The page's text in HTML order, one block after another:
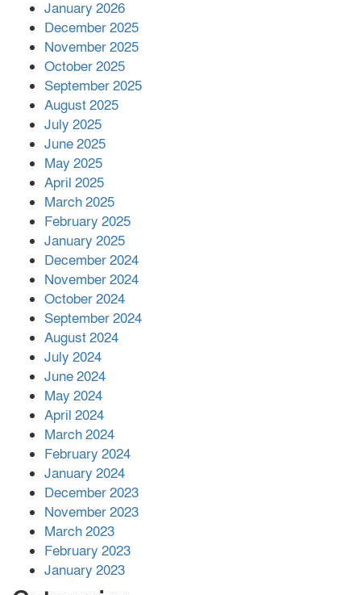
পর ফোন তারেক রহমানের,গ্যাস সঙ্কট
সহায়তা দিলেন সাচিং প্রু জেরী
January 2026
December 2025
November 2025
October 2025
September 2025
August 2025
July 2025
June 2025
May 2025
April 2025
March 2025
February 2025
January 2025
December 2024
November 2024
October 2024
September 2024
August 2024
July 2024
June 2024
May 2024
April 2024
March 2024
February 2024
January 2024
December 2023
November 2023
March 2023
February 2023
January 2023